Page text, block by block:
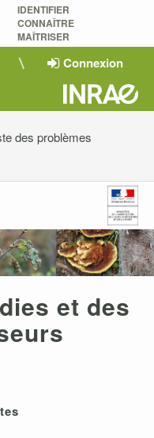
IDENTIFIER
CONNAÎTRE
MAÎTRISER
Connexion
des problèmes
et des